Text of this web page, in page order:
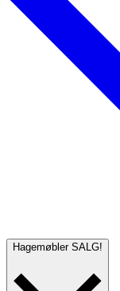
Hagemøbler SALG!